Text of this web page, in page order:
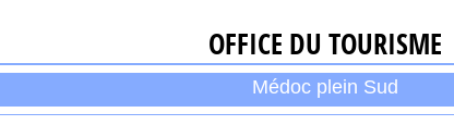
OFFICE DU TOURISME
Médoc plein Sud